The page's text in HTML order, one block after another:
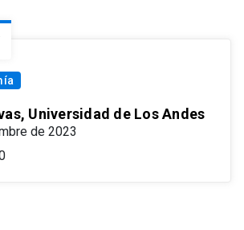
Universidad de Los Andes
de 2023